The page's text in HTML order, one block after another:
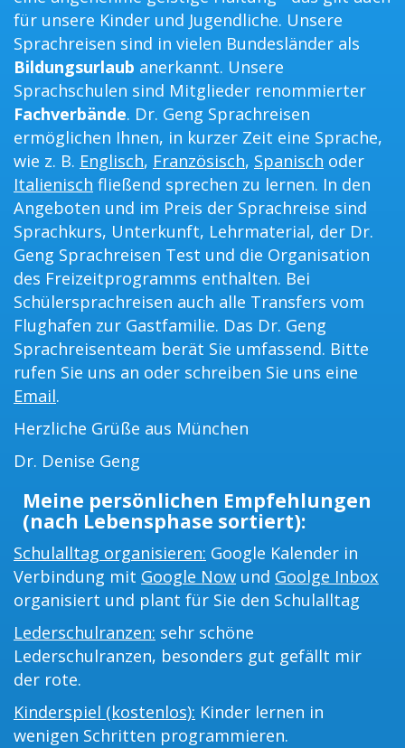
für unsere Kinder und Jugendliche. Unsere
Sprachreisen sind in vielen Bundesländer als
Bildungsurlaub anerkannt. Unsere
Sprachschulen sind Mitglieder renommierter
Fachverbände. Dr. Geng Sprachreisen
ermöglichen Ihnen, in kurzer Zeit eine Sprache,
wie z. B. Englisch, Französisch, Spanisch oder
Italienisch fließend sprechen zu lernen. In den
Angeboten und im Preis der Sprachreise sind
Sprachkurs, Unterkunft, Lehrmaterial, der Dr.
Geng Sprachreisen Test und die Organisation
des Freizeitprogramms enthalten. Bei
Schülersprachreisen auch alle Transfers vom
Flughafen zur Gastfamilie. Das Dr. Geng
Sprachreisenteam berät Sie umfassend. Bitte
rufen Sie uns an oder schreiben Sie uns eine
Email.
Herzliche Grüße aus München
Dr. Denise Geng
Meine persönlichen Empfehlungen
(nach Lebensphase sortiert):
Schulalltag organisieren: Google Kalender in
Verbindung mit Google Now und Goolge Inbox
organisiert und plant für Sie den Schulalltag
Lederschulranzen: sehr schöne
Lederschulranzen, besonders gut gefällt mir
der rote.
Kinderspiel (kostenlos): Kinder lernen in
wenigen Schritten programmieren.